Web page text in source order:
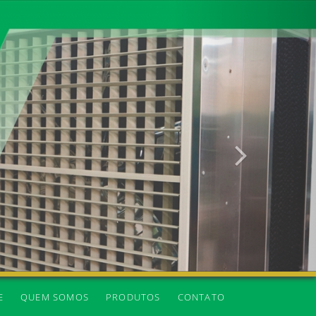
QUEM SOMOS PRODUTOS CONTATO